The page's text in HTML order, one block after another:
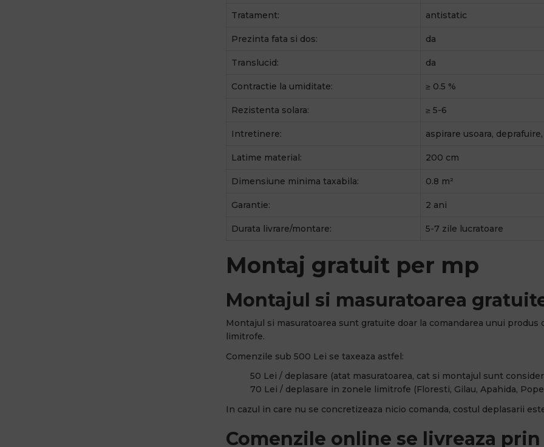
Tratament: antistatic
Prezinta fata si dos: da
Translucid: da
Contractie la umiditate: ≥ 0.5 %
Rezistenta solara: ≥ 5-6
Intretinere: aspirare usoara,
Latime material: 200 cm
Dimensiune minima taxabila: 0.8 m²
Garantie: 2 ani
Durata livrare/montare: 5-7 zile lucratoare
Montaj gratuit per mp
Montajul si masuratoarea
Montajul si masuratoarea sunt gratuite doar la comandarea unui
limitrofe.
Comenzile sub 500 Lei se taxeaza astfel:
50 Lei / deplasare (atat masuratoarea, cat si montajul sunt
70 Lei / deplasare in zonele limitrofe (Floresti, Gilau, Apahida,
In cazul in care nu se concretizeaza nicio comanda, costul deplasarii
Comenzile online se livreaza